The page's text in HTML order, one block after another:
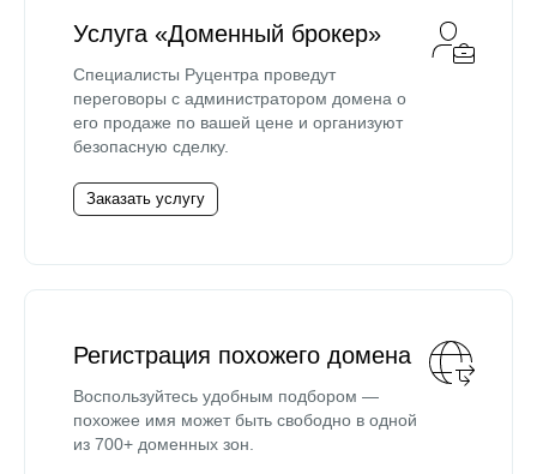
Услуга «Доменный брокер»
Специалисты Руцентра проведут
переговоры с администратором домена о
его продаже по вашей цене и организуют
безопасную сделку.
Заказать услугу
Регистрация похожего домена
Воспользуйтесь удобным подбором —
похожее имя может быть свободно в одной
из 700+ доменных зон.